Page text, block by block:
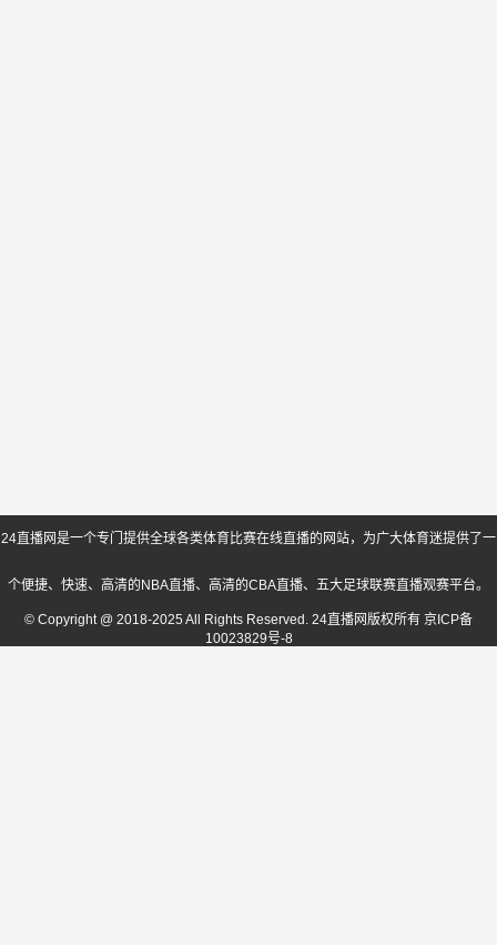
24直播网是一个专门提供全球各类体育比赛在线直播的网站，为广大体育迷提供了一
个便捷、快速、高清的NBA直播、高清的CBA直播、五大足球联赛直播观赛平台。
© Copyright @ 2018-2025 All Rights Reserved. 24直播网版权所有 京ICP备
10023829号-8